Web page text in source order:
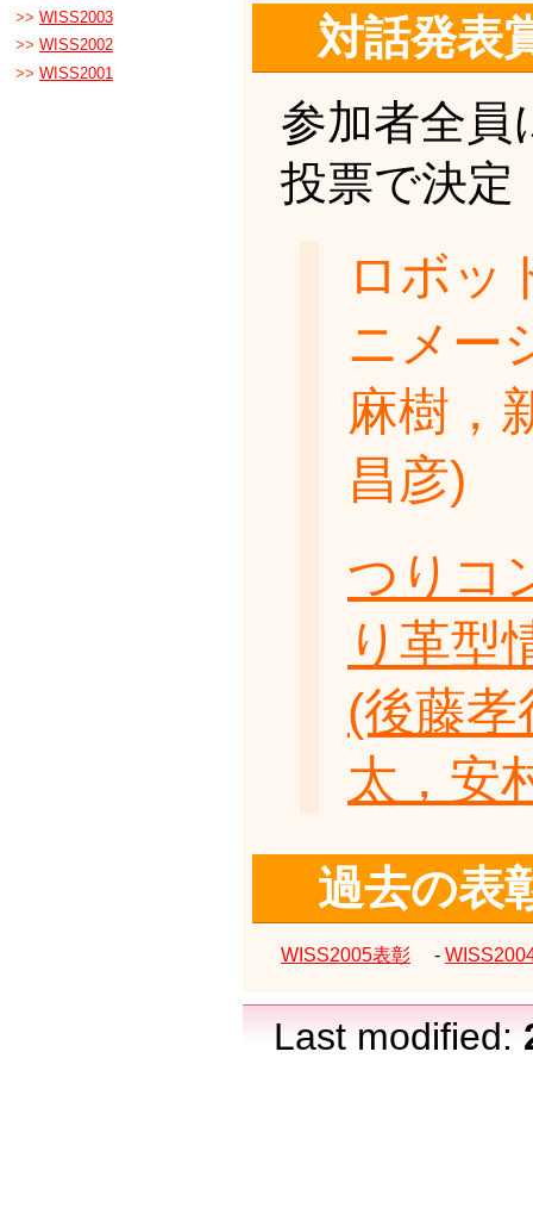
対話発表
参加者全員
投票で決定
ロボッ
ニメー
麻樹，
昌彦)
つりコ
り革型
(後藤
太，安
過去の表
WISS2005表彰 -
Last modified:
WISS2003
WISS2002
WISS2001